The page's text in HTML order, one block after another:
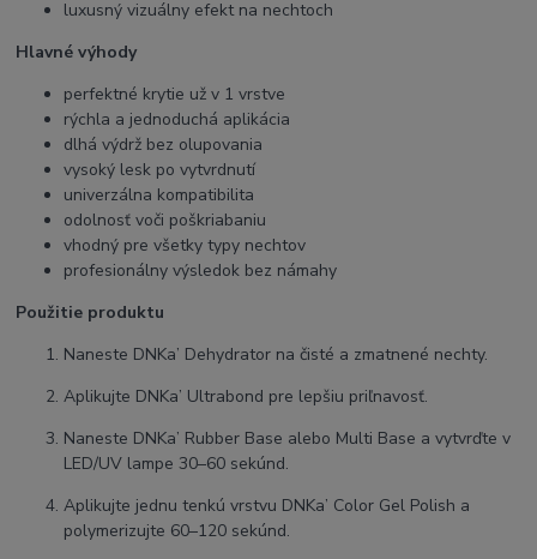
luxusný vizuálny efekt na nechtoch
Hlavné výhody
perfektné krytie už v 1 vrstve
rýchla a jednoduchá aplikácia
dlhá výdrž bez olupovania
vysoký lesk po vytvrdnutí
univerzálna kompatibilita
odolnosť voči poškriabaniu
vhodný pre všetky typy nechtov
profesionálny výsledok bez námahy
Použitie produktu
Naneste DNKa’ Dehydrator na čisté a zmatnené nechty.
Aplikujte DNKa’ Ultrabond pre lepšiu priľnavosť.
Naneste DNKa’ Rubber Base alebo Multi Base a vytvrďte v
LED/UV lampe 30–60 sekúnd.
Aplikujte jednu tenkú vrstvu DNKa’ Color Gel Polish a
polymerizujte 60–120 sekúnd.